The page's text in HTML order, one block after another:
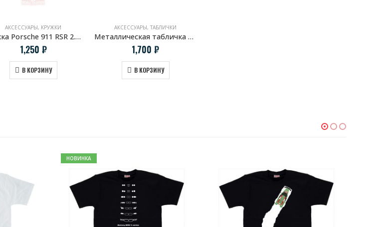
АКСЕССУАРЫ, КРУЖКИ
Кружка Porsche 911 RSR 2.1 Turbo
1,250 ₽
В КОРЗИНУ
АКСЕССУАРЫ, ТАБЛИЧКИ
Металлическая табличка «Porsche Parking Only»
1,700 ₽
В КОРЗИНУ
НОВИНКА